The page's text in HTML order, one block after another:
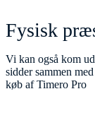
Fysisk
Vi kan også kom
sidder sammen
køb af Timero Pro